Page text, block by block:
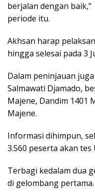
berjalan dengan
periode itu.
Akhsan harap
hingga selesai pada 3
Dalam peninjauan
Salmawati Djamado,
Majene, Dandim 1401
Majene.
Informasi dihimpun,
3.560 peserta akan tes
Terbagi kedalam dua
di gelombang pertama.